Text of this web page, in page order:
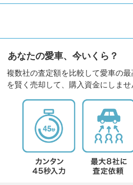
あなたの愛車、今いくら？
複数社の査定額を比較して愛車の
を賢く売却して、購入資金にしませ